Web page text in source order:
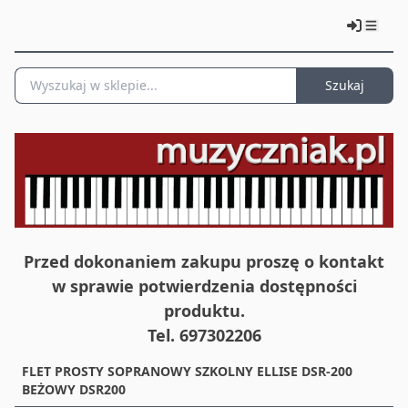
Szukaj
Przed dokonaniem zakupu proszę o kontakt
w sprawie potwierdzenia dostępności
produktu.
Tel. 697302206
FLET PROSTY SOPRANOWY SZKOLNY ELLISE DSR-200
BEŻOWY DSR200